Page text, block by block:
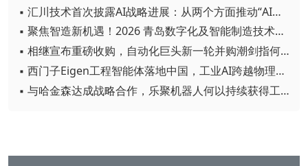
▪ 汇川技术首次披露AI战略进展：从两个方面推动“AI业务化”落地
▪ 聚焦智造新机遇！2026 青岛数字化及智能制造技术论坛圆满落幕
▪ 相继宣布重磅收购，自动化巨头新一轮并购潮剑指何方？
▪ 西门子Eigen工程智能体落地中国，工业AI跨越物理世界“确定性”拐点
▪ 与哈金森达成战略合作，乐聚机器人何以持续获得工业巨头青睐？